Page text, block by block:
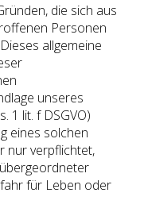
die sich aus
Personen
allgemeine
unseres
1 lit. f DSGVO)
eines solchen
nur verpflichtet,
für Leben oder